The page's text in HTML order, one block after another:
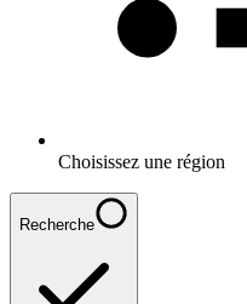
Choisissez une région
Recherche